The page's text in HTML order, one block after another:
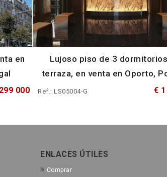
en
000
Lujoso piso de 3
terraza, en venta en Oporto,
Ref.: LS05004-G €
ENLACES ÚTILES
Comprar